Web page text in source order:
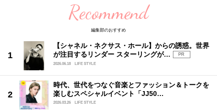
Recommend
編集部のおすすめ
【シャネル・ネクサス・ホール】からの誘惑。世界
が注目するリンダー スターリングが…
PR
2026.06.18
LIFE STYLE
時代、世代をつなぐ音楽とファッション＆トークを
楽しむスペシャルイベント「JJ50…
2026.03.26 LIFE STYLE